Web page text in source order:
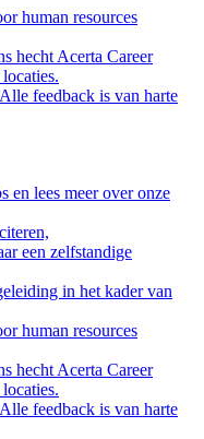
human resources
hecht Acerta Career
feedback is van harte
en lees meer over onze
een zelfstandige
in het kader van
human resources
hecht Acerta Career
feedback is van harte